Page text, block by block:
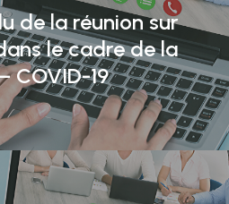
de la réunion sur
le cadre de la
COVID-19